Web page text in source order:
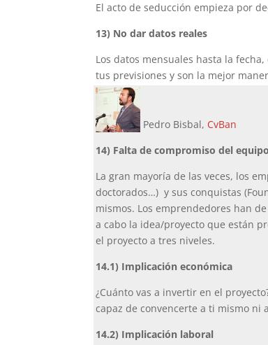
El acto de seducción empieza por
13) No dar datos reales
Los datos mensuales hasta la
tus previsiones y son la mejor
Pedro Bisbal, CvBan
14) Falta de compromiso del
La gran mayoría de las veces, los
doctorados…) y sus conquistas
mismos. Los emprendedores han
a cabo la idea/proyecto que están
el proyecto a tres niveles.
14.1) Implicación económica
¿Cuánto vas a invertir en el
capaz de convencerte a ti mismo ni
14.2) Implicación laboral